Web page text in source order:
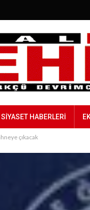
SIYASET HABERLERI
çıkacak